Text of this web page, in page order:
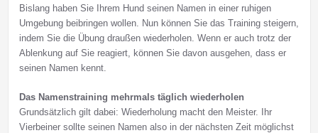
Bislang haben Sie Ihrem Hund seinen Namen in einer ruhigen
Umgebung beibringen wollen. Nun können Sie das Training steigern,
indem Sie die Übung draußen wiederholen. Wenn er auch trotz der
Ablenkung auf Sie reagiert, können Sie davon ausgehen, dass er
seinen Namen kennt.
Das Namenstraining mehrmals täglich wiederholen
Grundsätzlich gilt dabei: Wiederholung macht den Meister. Ihr
Vierbeiner sollte seinen Namen also in der nächsten Zeit möglichst